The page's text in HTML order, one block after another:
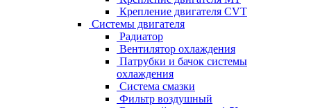
Крепление двигателя CVT
Системы двигателя
Радиатор
Вентилятор охлаждения
Патрубки и бачок системы
охлаждения
Система смазки
Фильтр воздушный